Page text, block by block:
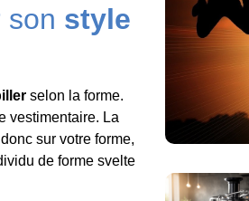
son style
selon la forme.
vestimentaire. La
sur votre forme,
de forme svelte